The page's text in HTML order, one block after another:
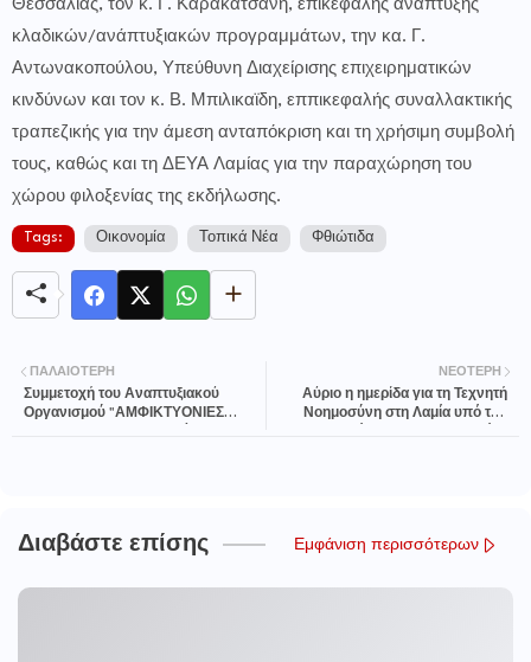
Θεσσαλίας, τον κ. Γ. Καρακατσάνη, επικεφαλής ανάπτυξης
κλαδικών/ανάπτυξιακών προγραμμάτων, την κα. Γ.
Αντωνακοπούλου, Υπεύθυνη Διαχείρισης επιχειρηματικών
κινδύνων και τον κ. Β. Μπιλικαϊδη, εππικεφαλής συναλλακτικής
τραπεζικής για την άμεση ανταπόκριση και τη χρήσιμη συμβολή
τους, καθώς και τη ΔΕΥΑ Λαμίας για την παραχώρηση του
χώρου φιλοξενίας της εκδήλωσης.
Tags: Οικονομία Τοπικά Νέα Φθιώτιδα
ΝΕΌΤΕΡΗ
Αύριο η ημερίδα για τη Τεχνητή
Νοημοσύνη στη Λαμία υπό την
ΠΑΛΑΙΌΤΕΡΗ
Συμμετοχή του Αναπτυξιακού
Οργανισμού "ΑΜΦΙΚΤΥΟΝΙΕΣ
Διαβάστε επίσης Εμφάνιση περισσότερων